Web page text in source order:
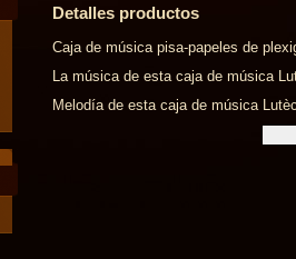
Detalles productos
Caja de música pisa-papeles de
La música de esta caja de música
Melodía de esta caja de música